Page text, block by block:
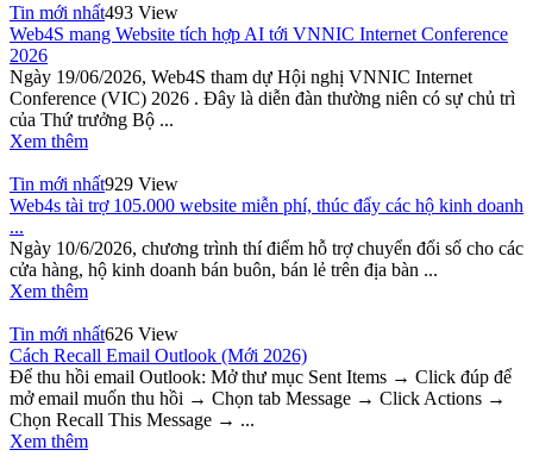
Tin mới nhất493 View
Web4S mang Website tích hợp AI tới VNNIC Internet Conference
2026
Ngày 19/06/2026, Web4S tham dự Hội nghị VNNIC Internet
Conference (VIC) 2026 . Đây là diễn đàn thường niên có sự chủ trì
của Thứ trưởng Bộ ...
Xem thêm
Tin mới nhất929 View
Web4s tài trợ 105.000 website miễn phí, thúc đẩy các hộ kinh doanh
...
Ngày 10/6/2026, chương trình thí điểm hỗ trợ chuyển đổi số cho các
cửa hàng, hộ kinh doanh bán buôn, bán lẻ trên địa bàn ...
Xem thêm
Tin mới nhất626 View
Cách Recall Email Outlook (Mới 2026)
Để thu hồi email Outlook: Mở thư mục Sent Items → Click đúp để
mở email muốn thu hồi → Chọn tab Message → Click Actions →
Chọn Recall This Message → ...
Xem thêm